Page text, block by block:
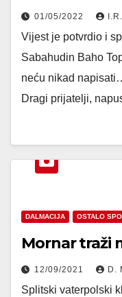
01/05/2022 I.R.
Vijest je potvrdio i
Sabahudin Baho
neću nikad
Dragi prijatelji,
DALMACIJA OSTALO
Mornar traži
12/09/2021 D.
Splitski vaterpolski